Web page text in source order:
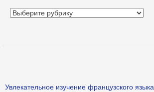
Рубрики
Увлекательное изучение французского языка.